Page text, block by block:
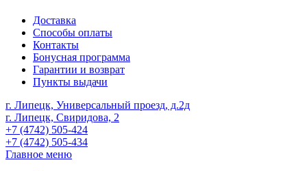
Доставка
Способы оплаты
Контакты
Бонусная программа
Гарантии и возврат
Пункты выдачи
г. Липецк, Универсальный проезд, д.2д
г. Липецк, Свиридова, 2
+7 (4742) 505-424
+7 (4742) 505-434
Главное меню